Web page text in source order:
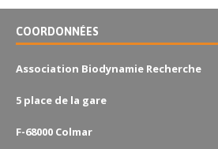
COORDONNÉES
Association Biodynamie Recherche
5 place de la gare
F-68000 Colmar